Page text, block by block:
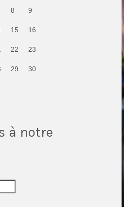
8 9
15 16
22 23
29 30
à notre